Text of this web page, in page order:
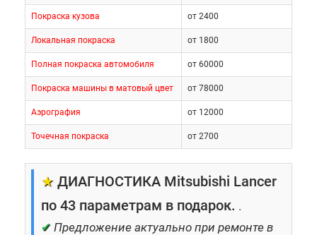
Покраска кузова от 2400
Локальная покраска от 1800
Полная покраска автомобиля от 60000
Покраска машины в матовый цвет от 78000
Аэрография от 12000
Точечная покраска от 2700
★ ДИАГНОСТИКА Mitsubishi Lancer
по 43 параметрам в подарок. .
✔ Предложение актуально при ремонте в